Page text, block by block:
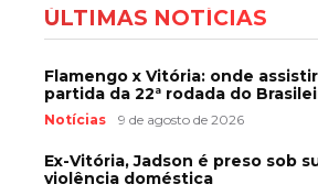
ÚLTIMAS NOTÍCIAS
Flamengo x Vitória: onde assistir
partida da 22ª rodada do
Notícias 9 de agosto de 2026
Ex-Vitória, Jadson é preso sob
violência doméstica